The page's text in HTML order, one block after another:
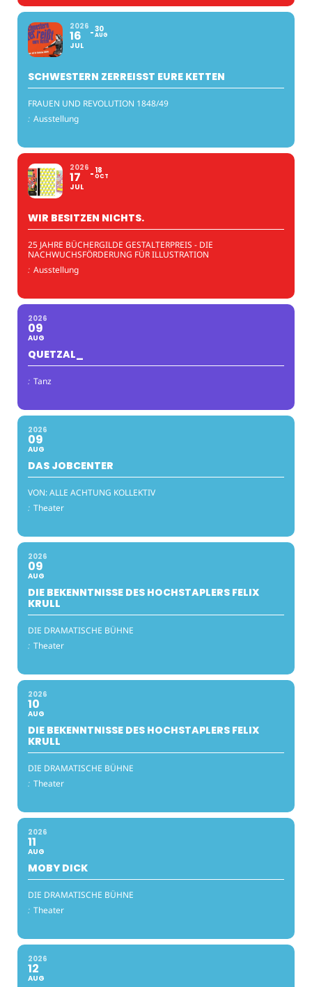
2026
16
JUL
30
AUG
SCHWESTERN ZERREISST EURE KETTEN
FRAUEN UND REVOLUTION 1848/49
: Ausstellung
2026
17
JUL
18
OCT
WIR BESITZEN NICHTS.
25 JAHRE BÜCHERGILDE GESTALTERPREIS - DIE
NACHWUCHSFÖRDERUNG FÜR ILLUSTRATION
: Ausstellung
2026
09
AUG
QUETZAL_
: Tanz
2026
09
AUG
DAS JOBCENTER
VON: ALLE ACHTUNG KOLLEKTIV
: Theater
2026
09
AUG
DIE BEKENNTNISSE DES HOCHSTAPLERS FELIX
KRULL
DIE DRAMATISCHE BÜHNE
: Theater
2026
10
AUG
DIE BEKENNTNISSE DES HOCHSTAPLERS FELIX
KRULL
DIE DRAMATISCHE BÜHNE
: Theater
2026
11
AUG
MOBY DICK
DIE DRAMATISCHE BÜHNE
: Theater
2026
12
AUG